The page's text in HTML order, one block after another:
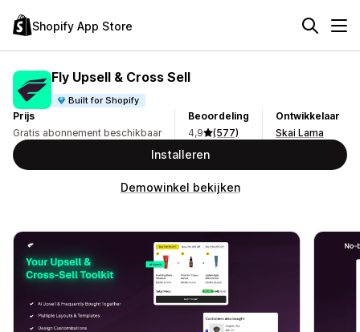
Shopify App Store
Fly Upsell & Cross Sell
Built for Shopify
Prijs
Gratis abonnement beschikbaar
Beoordeling
4,9
(577)
Ontwikkelaar
Skai Lama
Installeren
Demowinkel bekijken